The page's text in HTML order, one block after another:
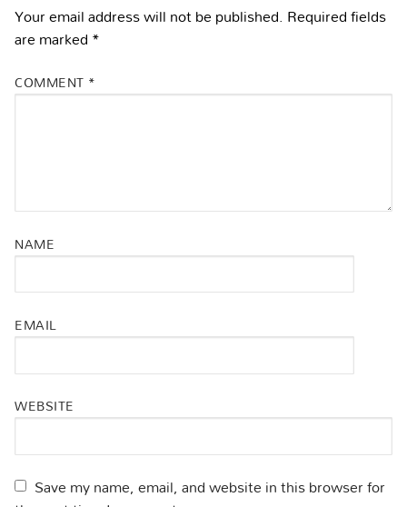
Your email address will not be published. Required fields
are marked*
COMMENT *
NAME
EMAIL
WEBSITE
Save my name, email, and website in this browser for